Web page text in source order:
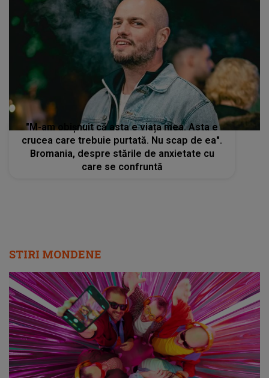
"M-am obișnuit că asta e viața mea. Asta e
crucea care trebuie purtată. Nu scap de ea".
Bromania, despre stările de anxietate cu
care se confruntă
STIRI MONDENE